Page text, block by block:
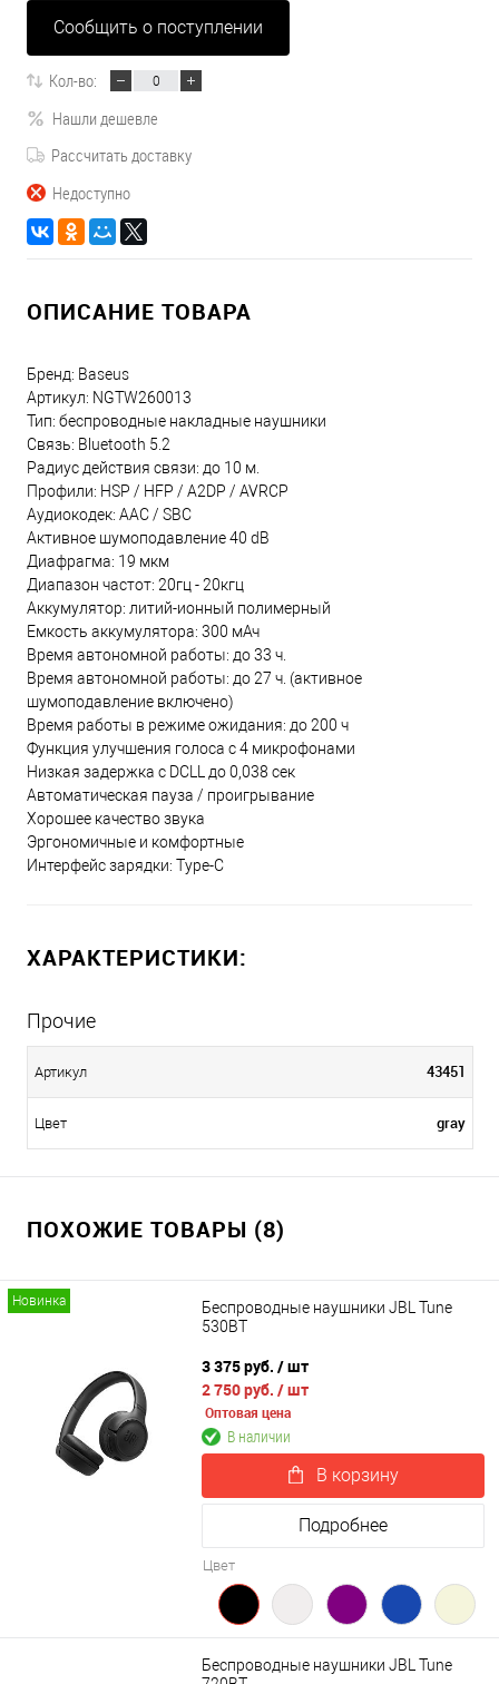
Сообщить о поступлении
Кол-во:
Нашли дешевле
Рассчитать доставку
Недоступно
ОПИСАНИЕ ТОВАРА
Бренд: Baseus
Артикул: NGTW260013
Тип: беспроводные накладные наушники
Связь: Bluetooth 5.2
Радиус действия связи: до 10 м.
Профили: HSP / HFP / A2DP / AVRCP
Аудиокодек: AAC / SBC
Активное шумоподавление 40 dB
Диафрагма: 19 мкм
Диапазон частот: 20гц - 20кгц
Аккумулятор: литий-ионный полимерный
Емкость аккумулятора: 300 мАч
Время автономной работы: до 33 ч.
Время автономной работы: до 27 ч. (активное
шумоподавление включено)
Время работы в режиме ожидания: до 200 ч
Функция улучшения голоса с 4 микрофонами
Низкая задержка с DCLL до 0,038 сек
Автоматическая пауза / проигрывание
Хорошее качество звука
Эргономичные и комфортные
Интерфейс зарядки: Type-C
ХАРАКТЕРИСТИКИ:
Прочие
Артикул 43451
Цвет gray
ПОХОЖИЕ ТОВАРЫ (8)
Новинка
Беспроводные наушники JBL Tune
530BT
3 375 руб. / шт
2 750 руб. / шт
Оптовая цена
В наличии
В корзину
Подробнее
Цвет
Беспроводные наушники JBL Tune